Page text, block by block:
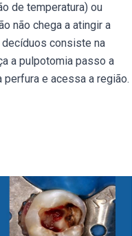
de temperatura) ou
não chega a atingir a
consiste na
a pulpotomia passo a
e acessa a região.